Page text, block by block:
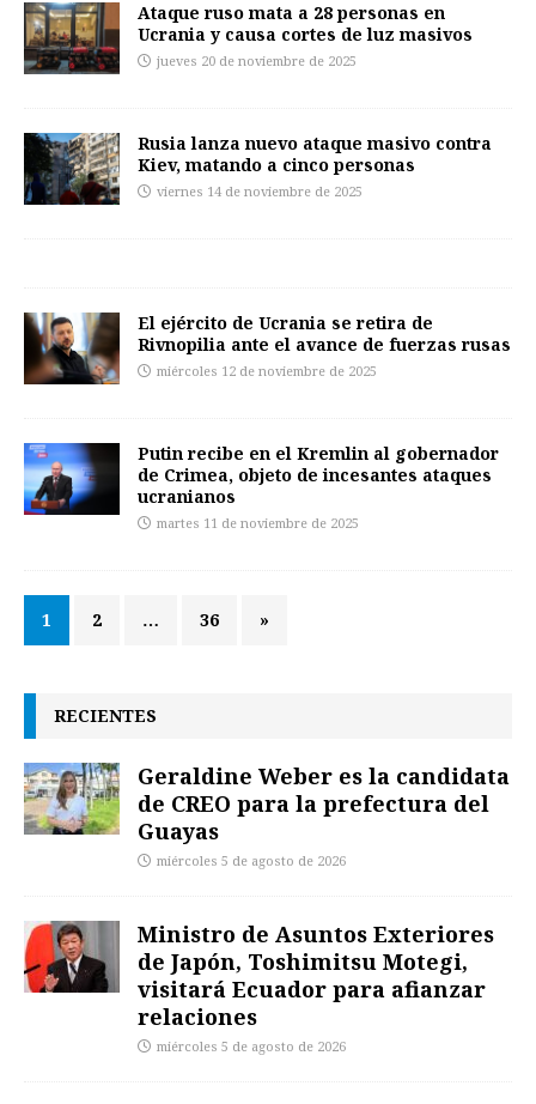
Ataque ruso mata a 28 personas en
Ucrania y causa cortes de luz masivos
jueves 20 de noviembre de 2025
Rusia lanza nuevo ataque masivo contra
Kiev, matando a cinco personas
viernes 14 de noviembre de 2025
El ejército de Ucrania se retira de
Rivnopilia ante el avance de fuerzas rusas
miércoles 12 de noviembre de 2025
Putin recibe en el Kremlin al gobernador
de Crimea, objeto de incesantes ataques
ucranianos
martes 11 de noviembre de 2025
1 2 … 36 »
RECIENTES
Geraldine Weber es la candidata
de CREO para la prefectura del
Guayas
miércoles 5 de agosto de 2026
Ministro de Asuntos Exteriores
de Japón, Toshimitsu Motegi,
visitará Ecuador para afianzar
relaciones
miércoles 5 de agosto de 2026